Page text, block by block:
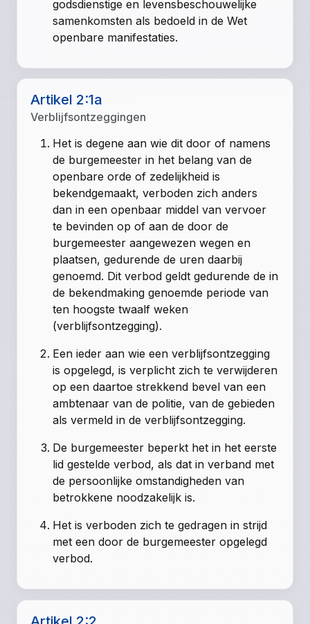
godsdienstige en levensbeschouwelijke
samenkomsten als bedoeld in de Wet
openbare manifestaties.
Artikel 2:1a
Verblijfsontzeggingen
Het is degene aan wie dit door of namens
de burgemeester in het belang van de
openbare orde of zedelijkheid is
bekendgemaakt, verboden zich anders
dan in een openbaar middel van vervoer
te bevinden op of aan de door de
burgemeester aangewezen wegen en
plaatsen, gedurende de uren daarbij
genoemd. Dit verbod geldt gedurende de in
de bekendmaking genoemde periode van
ten hoogste twaalf weken
(verblijfsontzegging).
Een ieder aan wie een verblijfsontzegging
is opgelegd, is verplicht zich te verwijderen
op een daartoe strekkend bevel van een
ambtenaar van de politie, van de gebieden
als vermeld in de verblijfsontzegging.
De burgemeester beperkt het in het eerste
lid gestelde verbod, als dat in verband met
de persoonlijke omstandigheden van
betrokkene noodzakelijk is.
Het is verboden zich te gedragen in strijd
met een door de burgemeester opgelegd
verbod.